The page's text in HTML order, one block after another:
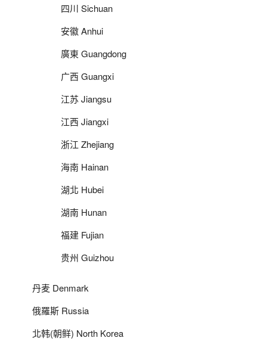
四川 Sichuan
安徽 Anhui
廣東 Guangdong
广西 Guangxi
江苏 Jiangsu
江西 Jiangxi
浙江 Zhejiang
海南 Hainan
湖北 Hubei
湖南 Hunan
福建 Fujian
贵州 Guizhou
丹麦 Denmark
俄羅斯 Russia
北韩(朝鲜) North Korea